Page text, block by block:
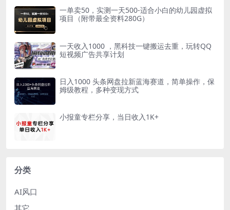
一单卖50，实测一天500-适合小白的幼儿园虚拟
项目（附带最全资料280G）
一天收入1000 ，黑科技一键搬运去重，玩转QQ
短视频广告共享计划
日入1000 头条网盘拉新蓝海赛道，简单操作，保
姆级教程，多种变现方式
小报童专栏分享，当日收入1K+
分类
AI风口
其它